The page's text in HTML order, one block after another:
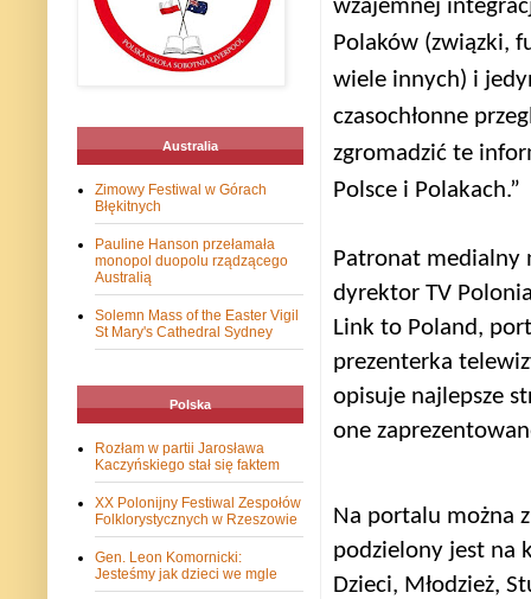
wzajemnej
Polaków (związki,
wiele innych) i
czasochłonne
zgromadzić te
Polsce i Polakach.”
Patronat medialny
dyrektor TV
Link to Poland,
prezenterka
opisuje najlepsze
one
Na portalu można
podzielony jest na
Dzieci, Młodzież,
Australia
Zimowy Festiwal w Górach
Błękitnych
Pauline Hanson przełamała
monopol duopolu rządzącego
Australią
Solemn Mass of the Easter Vigil
St Mary's Cathedral Sydney
Polska
Rozłam w partii Jarosława
Kaczyńskiego stał się faktem
XX Polonijny Festiwal Zespołów
Folklorystycznych w Rzeszowie
Gen. Leon Komornicki:
Jesteśmy jak dzieci we mgle